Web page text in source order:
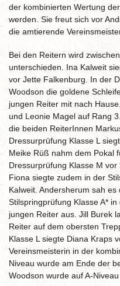
der kombinierten Wertung
werden. Sie freut sich vor
die amtierende
Bei den Reitern wird
unterschieden. Ina Kalweit
vor Jette Falkenburg. In der
Woodson die goldene
jungen Reiter mit nach
und Leonie Magel auf Rang
die beiden ReiterInnen
Dressurprüfung Klasse L
Meike Rüß nahm dem Pokal
Dressurprüfung Klasse M vor
Fiona siegte zudem in der
Kalweit. Andersherum sah
Stilspringprüfung Klasse A*
jungen Reiter aus. Jill Burek
Reiter auf dem obersten
Klasse L siegte Diana Kraps
Vereinsmeisterin in der
Niveau wurde am Ende der
Woodson wurde auf A-Niveau